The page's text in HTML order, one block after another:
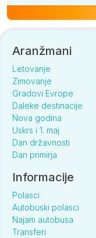
Aranžmani
Letovanje
Zimovanje
Gradovi Evrope
Daleke destinacije
Nova godina
Uskrs i 1. maj
Dan državnosti
Dan primirja
Informacije
Polasci
Autobuski polasci
Najam autobusa
Transferi